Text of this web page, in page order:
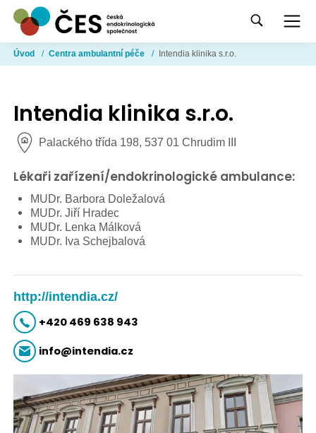
Úvod / Centra ambulantní péče / Intendia klinika s.r.o.
Intendia klinika s.r.o.
Palackého třída 198, 537 01 Chrudim III
Lékaři zařízení/endokrinologické ambulance:
MUDr. Barbora Doležalová
MUDr. Jiří Hradec
MUDr. Lenka Málková
MUDr. Iva Schejbalová
http://intendia.cz/
+420 469 638 943
info@intendia.cz